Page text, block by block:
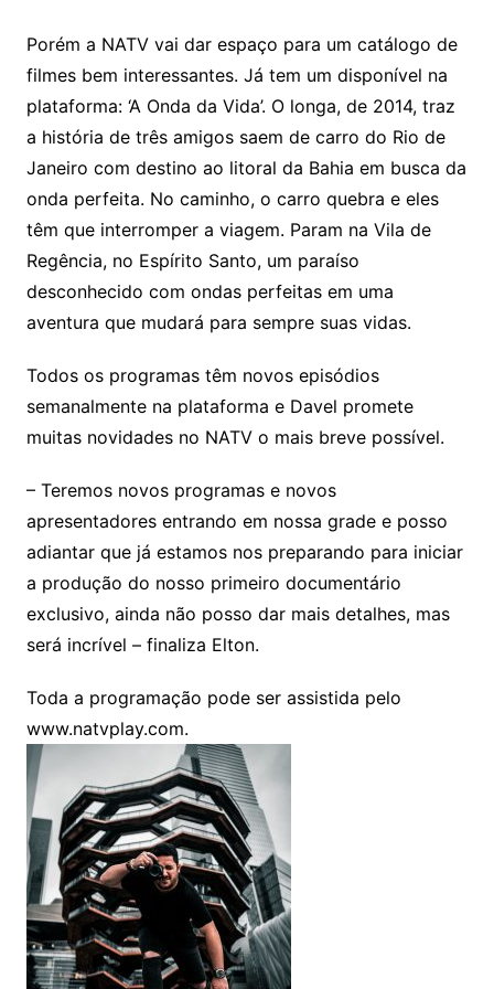
Porém a NATV vai dar espaço para um catálogo de
filmes bem interessantes. Já tem um disponível na
plataforma: ‘A Onda da Vida’. O longa, de 2014, traz
a história de três amigos saem de carro do Rio de
Janeiro com destino ao litoral da Bahia em busca da
onda perfeita. No caminho, o carro quebra e eles
têm que interromper a viagem. Param na Vila de
Regência, no Espírito Santo, um paraíso
desconhecido com ondas perfeitas em uma
aventura que mudará para sempre suas vidas.
Todos os programas têm novos episódios
semanalmente na plataforma e Davel promete
muitas novidades no NATV o mais breve possível.
– Teremos novos programas e novos
apresentadores entrando em nossa grade e posso
adiantar que já estamos nos preparando para iniciar
a produção do nosso primeiro documentário
exclusivo, ainda não posso dar mais detalhes, mas
será incrível – finaliza Elton.
Toda a programação pode ser assistida pelo
www.natvplay.com.